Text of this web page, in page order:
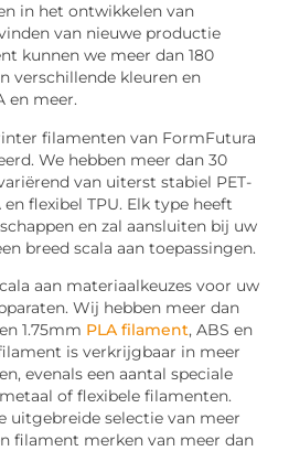
in het ontwikkelen van
van nieuwe productie
kunnen we meer dan 180
verschillende kleuren en
en meer.
filamenten van FormFutura
We hebben meer dan 30
van uiterst stabiel PET-
flexibel TPU. Elk type heeft
en zal aansluiten bij uw
breed scala aan toepassingen.
aan materiaalkeuzes voor uw
Wij hebben meer dan
1.75mm PLA filament, ABS en
is verkrijgbaar in meer
evenals een aantal speciale
of flexibele filamenten.
uitgebreide selectie van meer
filament merken van meer dan